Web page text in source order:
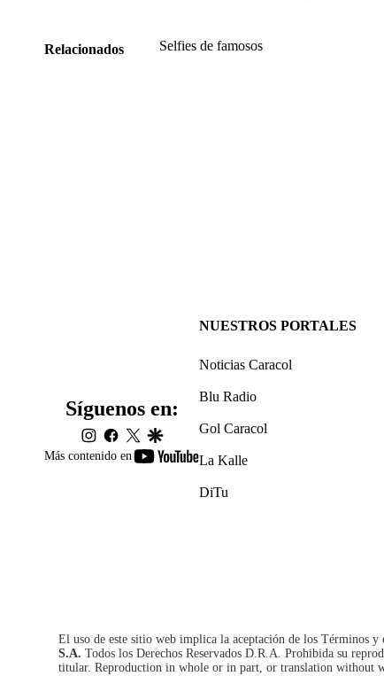
Relacionados Selfies de famosos
Más contenido en
youtube-
Síguenos en:
instagram
facebook
twittergoogle
NUESTROS PORTALES
Noticias Caracol
Blu Radio
Gol Caracol
La Kalle
DiTu
El uso de este sitio web implica la aceptación de los Términos y
S.A. Todos los Derechos Reservados D.R.A. Prohibida su
titular. Reproduction in whole or in part, or translation without